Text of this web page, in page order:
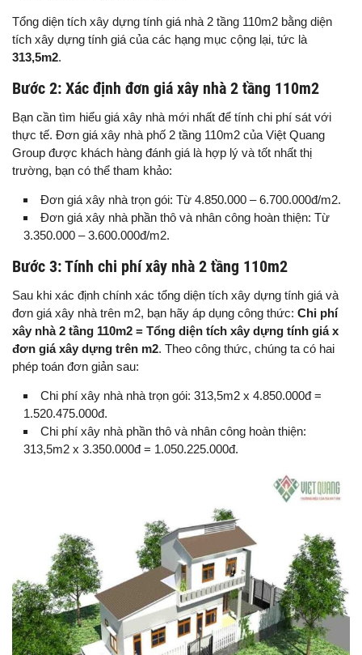
Tổng diện tích xây dựng tính giá nhà 2 tầng 110m2 bằng diện
tích xây dựng tính giá của các hạng mục cộng lại, tức là
313,5m2.
Bước 2: Xác định đơn giá xây nhà 2 tầng 110m2
Bạn cần tìm hiểu giá xây nhà mới nhất để tính chi phí sát với
thực tế. Đơn giá xây nhà phố 2 tầng 110m2 của Việt Quang
Group được khách hàng đánh giá là hợp lý và tốt nhất thị
trường, bạn có thể tham khảo:
Đơn giá xây nhà trọn gói: Từ 4.850.000 – 6.700.000đ/m2.
Đơn giá xây nhà phần thô và nhân công hoàn thiện: Từ
3.350.000 – 3.600.000đ/m2.
Bước 3: Tính chi phí xây nhà 2 tầng 110m2
Sau khi xác định chính xác tổng diện tích xây dựng tính giá và
đơn giá xây nhà trên m2, bạn hãy áp dụng công thức: Chi phí
xây nhà 2 tầng 110m2 = Tổng diện tích xây dựng tính giá x
đơn giá xây dựng trên m2. Theo công thức, chúng ta có hai
phép toán đơn giản sau:
Chi phí xây nhà nhà trọn gói: 313,5m2 x 4.850.000đ =
1.520.475.000đ.
Chi phí xây nhà phần thô và nhân công hoàn thiện:
313,5m2 x 3.350.000đ = 1.050.225.000đ.